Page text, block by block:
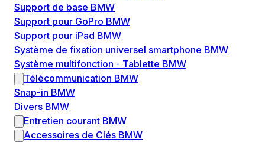
Support de base BMW
Support pour GoPro BMW
Support pour iPad BMW
Système de fixation universel smartphone BMW
Système multifonction - Tablette BMW
Télécommunication BMW
Snap-in BMW
Divers BMW
Entretien courant BMW
Accessoires de Clés BMW